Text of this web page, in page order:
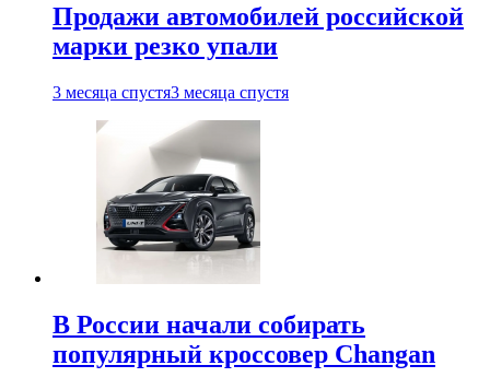
Продажи автомобилей российской
марки резко упали
3 месяца спустя3 месяца спустя
В России начали собирать
популярный кроссовер Changan